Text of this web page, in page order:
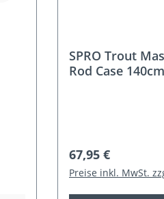
SPRO Trout
Rod Case 140cm
Regulärer Preis:
67,95 €
Preise inkl. MwSt.